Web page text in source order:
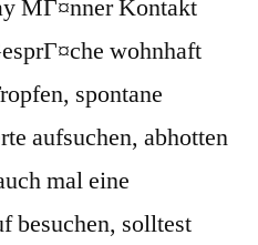
MГ¤nner Kontakt
wohnhaft
spontane
aufsuchen, abhotten
mal eine
besuchen, solltest